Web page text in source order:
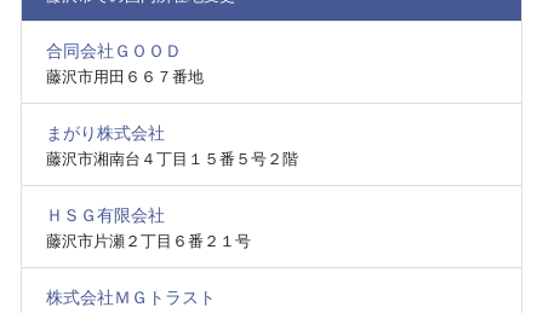
合同会社ＧＯＯＤ
藤沢市用田６６７番地
まがり株式会社
藤沢市湘南台４丁目１５番５号２階
ＨＳＧ有限会社
藤沢市片瀬２丁目６番２１号
株式会社ＭＧトラスト